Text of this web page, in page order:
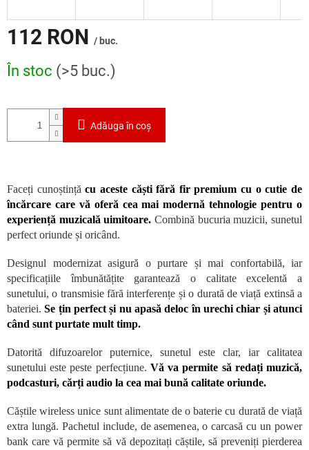
112 RON / buc.
Evaluare
preţ:
În stoc (>5 buc.)
Adăuga în coş
Faceți cunoștințăcu aceste căști fără fir premium cu o cutie de
încărcare care vă oferă cea mai modernă tehnologie pentru o
experiență muzicală uimitoare. Combină bucuria muzicii, sunetul
perfect oriunde și oricând.
Designul modernizat asigură o purtare și mai confortabilă, iar
specificațiile îmbunătățite garantează o calitate excelentă a
sunetului, o transmisie fără interferențe și o durată de viață extinsă a
bateriei. Se țin perfect și nu apasă deloc în urechi chiar și atunci
când sunt purtate mult timp.
Datorită difuzoarelor puternice, sunetul este clar, iar calitatea
sunetului este peste perfecțiune. Vă va permite să redați muzică,
podcasturi, cărți audio la cea mai bună calitate oriunde.
Căștile wireless unice sunt alimentate de o baterie cu durată de viață
extra lungă. Pachetul include, de asemenea, o carcasă cu un power
bank care vă permite să vă depozitați căștile, să preveniți pierderea